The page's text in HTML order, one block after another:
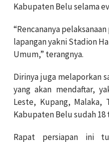
Kabupaten Belu selama
“Rencananya
lapangan yakni Stadion
Umum,” terangnya.
Dirinya juga melaporkan
yang akan mendaftar,
Leste, Kupang, Malaka,
Kabupaten Belu sudah 18
Rapat persiapan ini